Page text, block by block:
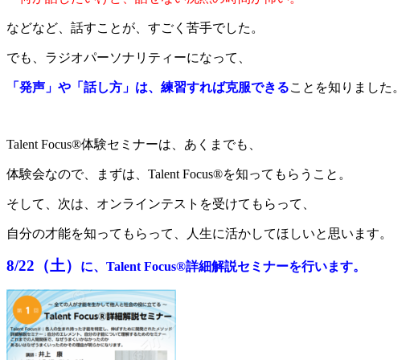
などなど、話すことが、すごく苦手でした。
でも、ラジオパーソナリティーになって、
「発声」や「話し方」は、練習すれば克服できることを知りました。
Talent Focus®︎体験セミナーは、あくまでも、
体験会なので、まずは、Talent Focus®︎を知ってもらうこと。
そして、次は、オンラインテストを受けてもらって、
自分の才能を知ってもらって、人生に活かしてほしいと思います。
8/22（土） に、Talent Focus®︎詳細解説セミナーを行います。